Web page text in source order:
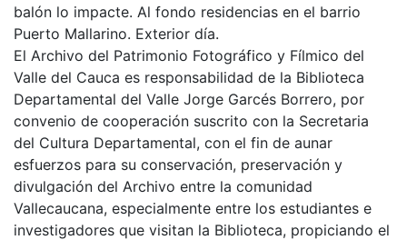
balón lo impacte. Al fondo residencias en el barrio
Puerto Mallarino. Exterior día.
El Archivo del Patrimonio Fotográfico y Fílmico del
Valle del Cauca es responsabilidad de la Biblioteca
Departamental del Valle Jorge Garcés Borrero, por
convenio de cooperación suscrito con la Secretaria
del Cultura Departamental, con el fin de aunar
esfuerzos para su conservación, preservación y
divulgación del Archivo entre la comunidad
Vallecaucana, especialmente entre los estudiantes e
investigadores que visitan la Biblioteca, propiciando el